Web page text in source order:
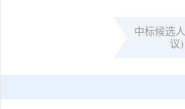
中标候选
议)